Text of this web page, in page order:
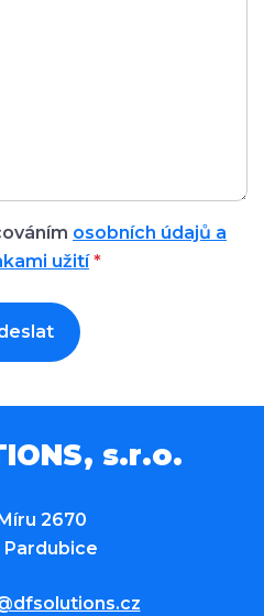
osobních údajů a
užití *
s.r.o.
2670
Pardubice